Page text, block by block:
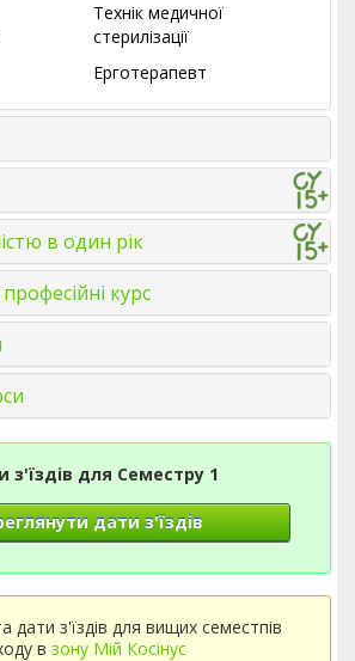
Технік медичної
стерилізації
Ерготерапевт
в один рік
курс
з'їздів для Семестру 1
дати з'їздів
дати з'їздів для вищих семестпів
в зону Мій Косінус